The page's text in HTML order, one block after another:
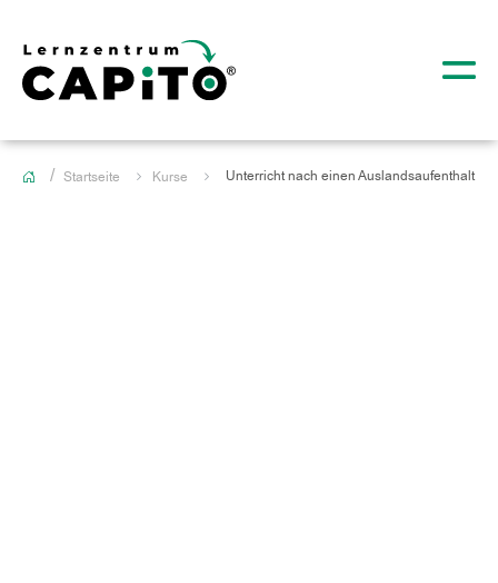
Startseite Kurse Unterricht nach einen Auslandsaufenthalt